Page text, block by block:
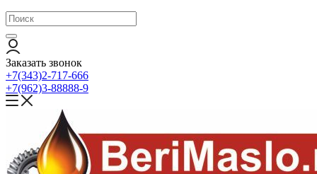
Заказать звонок
+7(343)2-717-666
+7(962)3-88888-9